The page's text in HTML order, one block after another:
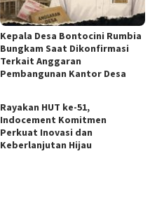
Kepala Desa Bontocini Rumbia
Bungkam Saat Dikonfirmasi
Terkait Anggaran
Pembangunan Kantor Desa
Rayakan HUT ke-51,
Indocement Komitmen
Perkuat Inovasi dan
Keberlanjutan Hijau